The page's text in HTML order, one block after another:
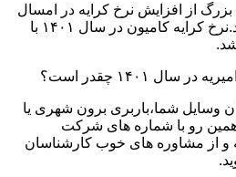
از افزایش نرخ کرایه در امسال
خبر داد و به تصویب نیز رسید.نرخ کرایه کامیون در سال ۱۴۰۱ با
۱۴۰۱ چقدر است؟
وسایل شما،باربری برون شهری یا
رو با شماره های شرکت
گرفته و از مشاوره های خوب کارشناسان